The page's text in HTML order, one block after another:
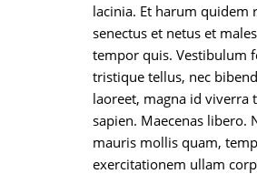
lacinia. Et harum
senectus et netus et
tempor quis. Vestibulum
tristique tellus, nec
laoreet, magna id
sapien. Maecenas libero.
mauris mollis quam,
exercitationem ullam